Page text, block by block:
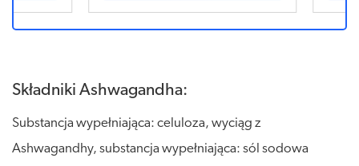
Składniki Ashwagandha:
Substancja wypełniająca: celuloza, wyciąg z
Ashwagandhy, substancja wypełniająca: sól sodowa